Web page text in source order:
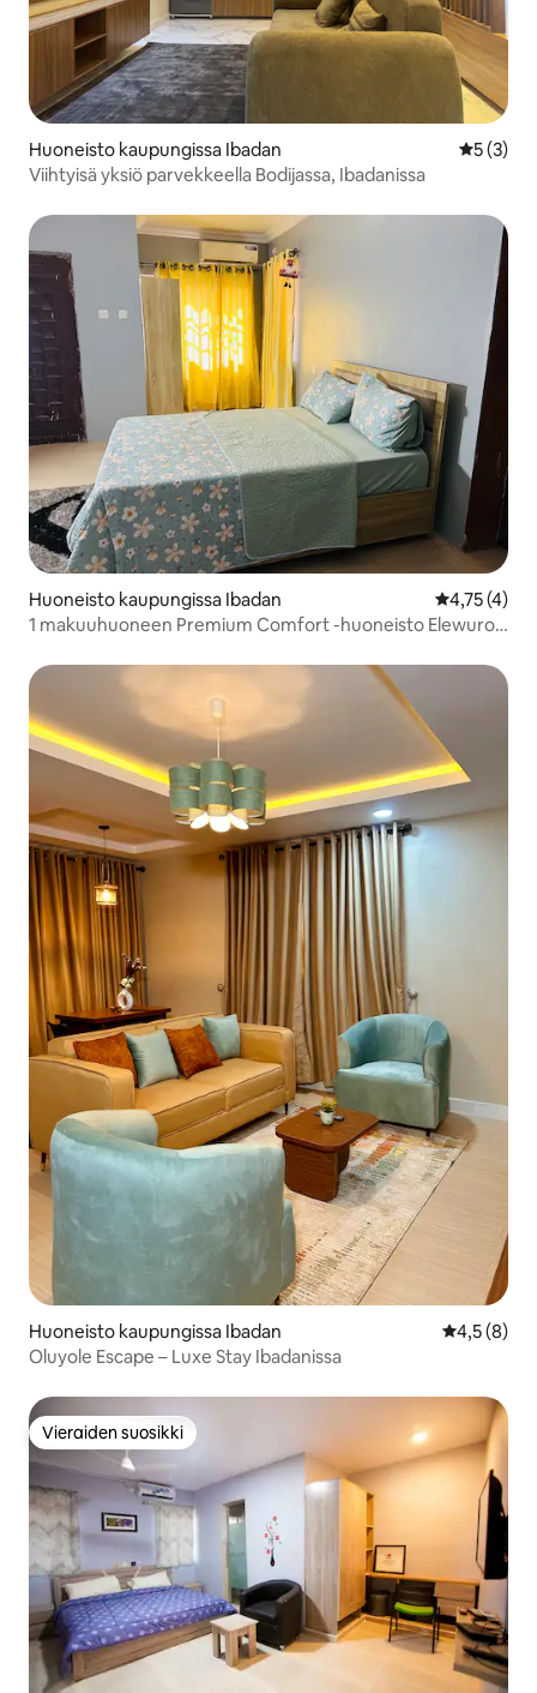
Huoneisto kaupungissa Ibadan
5 (3)
Viihtyisä yksiö parvekkeella Bodijassa, Ibadanissa
Huoneisto kaupungissa Ibadan
4,75 (4)
1 makuuhuoneen Premium Comfort -huoneisto Elewuro,
Huoneisto kaupungissa Ibadan
4,5 (8)
Oluyole Escape – Luxe Stay Ibadanissa
Vieraiden suosikki
Vieraiden suosikki